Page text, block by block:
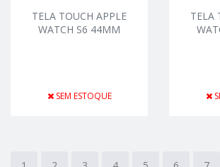
TELA TOUCH APPLE
WATCH S6 44MM
SEM ESTOQUE
TELA